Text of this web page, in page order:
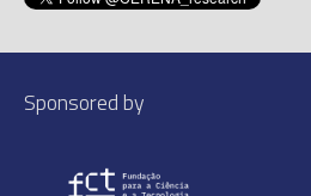
Sponsored by